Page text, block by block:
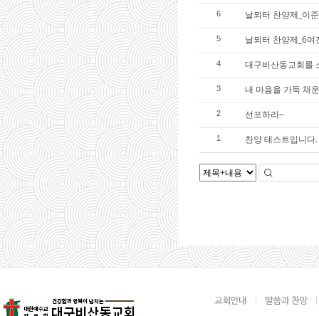
6 날뫼터 찬양제_이
5 날뫼터 찬양제_6여
4 대구비산동교회를
3 내 마음을 가득 채운
2 선포하라~
1 찬양 테스트입니다.